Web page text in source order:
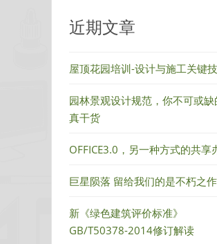
程
招
近期文章
屋顶花园培训-设计与施工关键
园林景观设计规范，你不可或缺
真干货
OFFICE3.0，另一种方式的共享
巨星陨落 留给我们的是不朽之作
新《绿色建筑评价标准》
GB/T50378-2014修订解读